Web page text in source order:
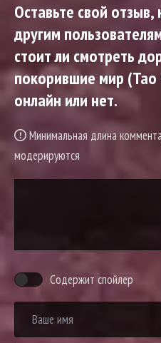
Оставьте свой
другим
стоит ли смотреть
покорившие мир (Tao
онлайн или нет.
Минимальная длина
модерируются
Содержит спойлер